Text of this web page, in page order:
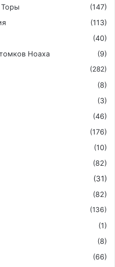
Торы
(147)
(113)
(40)
Ноаха
(9)
(282)
(8)
(3)
(46)
(176)
(10)
(82)
(31)
(82)
(136)
(1)
(8)
(66)